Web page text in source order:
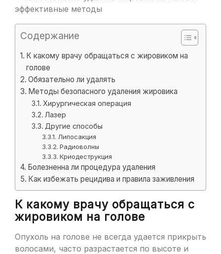
Содержание
К какому врачу обращаться с жировиком на
голове
Обязательно ли удалять
Методы безопасного удаления жировика
Хирургическая операция
Лазер
Другие способы
Липосакция
Радиоволны
Криодеструкция
Болезненна ли процедура удаления
Как избежать рецидива и правила заживления
К какому врачу обращаться с
жировиком на голове
Опухоль на голове не всегда удается прикрыть
волосами, часто разрастается по высоте и